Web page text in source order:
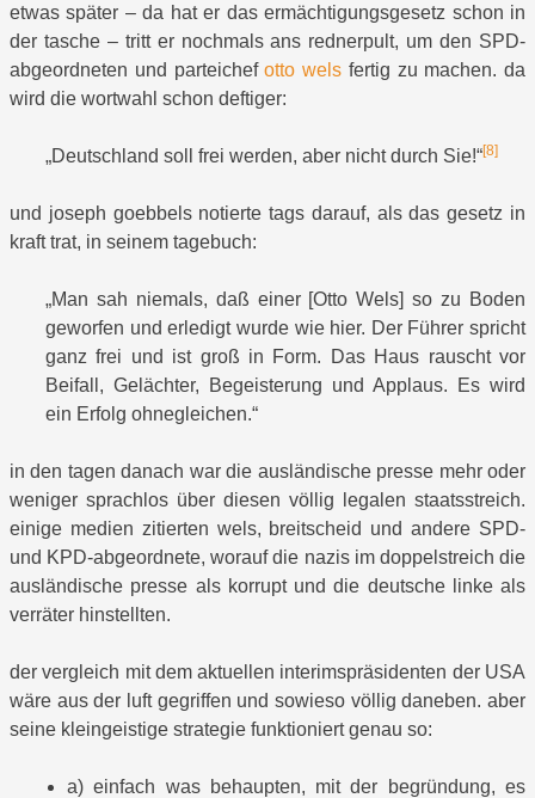
etwas später – da hat er das ermächtigungsgesetz schon in
der tasche – tritt er nochmals ans rednerpult, um den SPD-
abgeordneten und parteichefotto wels fertig zu machen. da
wird die wortwahl schon deftiger:
„Deutschland soll frei werden, aber nicht durch Sie!“[8]
und joseph goebbels notierte tags darauf, als das gesetz in
kraft trat, in seinem tagebuch:
„Man sah niemals, daß einer [Otto Wels] so zu Boden
geworfen und erledigt wurde wie hier. Der Führer spricht
ganz frei und ist groß in Form. Das Haus rauscht vor
Beifall, Gelächter, Begeisterung und Applaus. Es wird
ein Erfolg ohnegleichen.“
in den tagen danach war die ausländische presse mehr oder
weniger sprachlos über diesen völlig legalen staatsstreich.
einige medien zitierten wels, breitscheid und andere SPD-
und KPD-abgeordnete, worauf die nazis im doppelstreich die
ausländische presse als korrupt und die deutsche linke als
verräter hinstellten.
der vergleich mit dem aktuellen interimspräsidenten der USA
wäre aus der luft gegriffen und sowieso völlig daneben. aber
seine kleingeistige strategie funktioniert genau so:
a) einfach was behaupten, mit der begründung, es